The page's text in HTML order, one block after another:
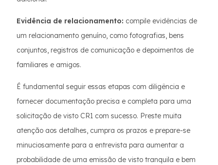
Evidência de relacionamento: compile evidências de
um relacionamento genuíno, como fotografias, bens
conjuntos, registros de comunicação e depoimentos de
familiares e amigos.
É fundamental seguir essas etapas com diligência e
fornecer documentação precisa e completa para uma
solicitação de visto CR1 com sucesso. Preste muita
atenção aos detalhes, cumpra os prazos e prepare-se
minuciosamente para a entrevista para aumentar a
probabilidade de uma emissão de visto tranquila e bem